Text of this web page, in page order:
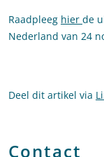
Raadpleeg hier de
Nederland van 24
Deel dit artikel via
Contact